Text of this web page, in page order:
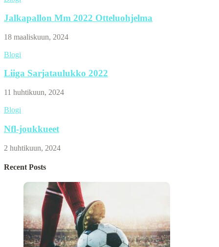
Jalkapallon Mm 2022 Otteluohjelma
18 maaliskuun, 2024
Blogi
Liiga Sarjataulukko 2022
11 huhtikuun, 2024
Blogi
Nfl-joukkueet
2 huhtikuun, 2024
Recent Posts